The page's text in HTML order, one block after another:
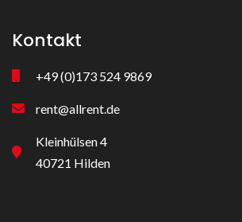
Kontakt
+49 (0)173 524 9869
rent@allrent.de
Kleinhülsen 4
40721 Hilden